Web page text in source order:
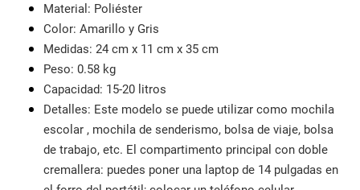
Material: Poliéster
Color: Amarillo y Gris
Medidas: 24 cm x 11 cm x 35 cm
Peso: 0.58 kg
Capacidad: 15-20 litros
Detalles: Este modelo se puede utilizar como mochila
escolar , mochila de senderismo, bolsa de viaje, bolsa
de trabajo, etc. El compartimento principal con doble
cremallera: puedes poner una laptop de 14 pulgadas en